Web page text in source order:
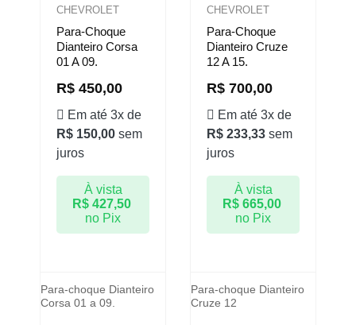
CHEVROLET
Para-Choque
Dianteiro Corsa
01 A 09.
R$ 450,00
À vista
R$427,50
no Pix
Em até 3x de
R$ 150,00 sem
juros
Para-choque Dianteiro
Corsa 01 a 09.
CHEVROLET
Para-Choque
Dianteiro Cruze
12 A 15.
R$ 700,00
À vista
R$665,00
no Pix
Em até 3x de
R$ 233,33 sem
juros
Para-choque Dianteiro
Cruze 12